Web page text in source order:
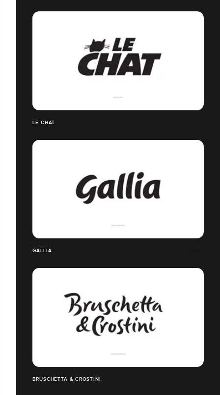
LE CHAT
GALLIA
BRUSCHETTA & CROSTINI